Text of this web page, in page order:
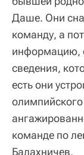
Даше. Они
команду, а
информацию,
сведения,
есть они
команде по
Балахничев.